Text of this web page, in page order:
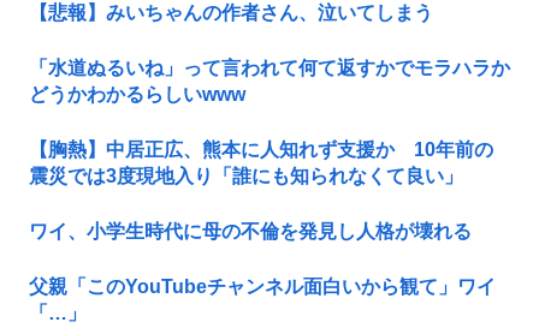
【悲報】みいちゃんの作者さん、泣いてしまう
「水道ぬるいね」って言われて何て返すかでモラハラか
どうかわかるらしいwww
【胸熱】中居正広、熊本に人知れず支援か 10年前の
震災では3度現地入り「誰にも知られなくて良い」
ワイ、小学生時代に母の不倫を発見し人格が壊れる
父親「このYouTubeチャンネル面白いから観て」ワイ
「…」